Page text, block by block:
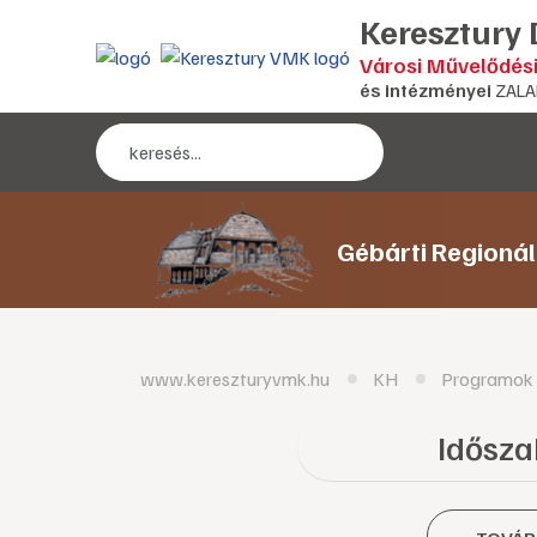
Keresztury
Városi
és intézményei
Gébárti
www.kereszturyvmk.hu KH Programok